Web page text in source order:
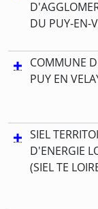
DU PUY-EN-
COMMUNE
PUY EN
SIEL
D'ENERGIE
(SIEL TE